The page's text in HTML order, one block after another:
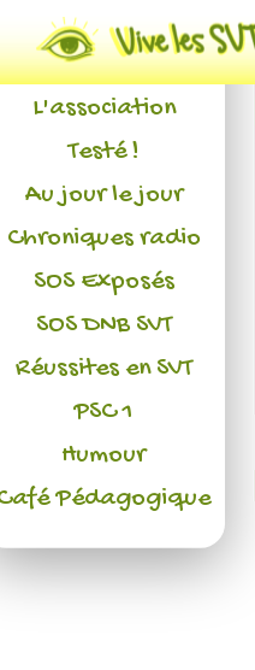
Actualités
L'association
Testé !
Au jour le jour
Chroniques radio
SOS Exposés
SOS DNB SVT
Réussites en SVT
PSC 1
Humour
Pédagogique